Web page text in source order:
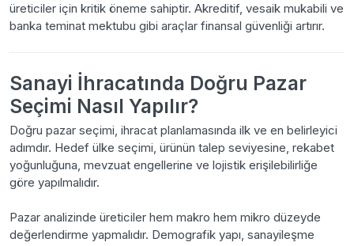
üreticiler için kritik öneme sahiptir. Akreditif, vesaik mukabili ve
banka teminat mektubu gibi araçlar finansal güvenliği artırır.
Sanayi İhracatında Doğru Pazar
Seçimi Nasıl Yapılır?
Doğru pazar seçimi, ihracat planlamasında ilk ve en belirleyici
adımdır. Hedef ülke seçimi, ürünün talep seviyesine, rekabet
yoğunluğuna, mevzuat engellerine ve lojistik erişilebilirliğe
göre yapılmalıdır.
Pazar analizinde üreticiler hem makro hem mikro düzeyde
değerlendirme yapmalıdır. Demografik yapı, sanayileşme